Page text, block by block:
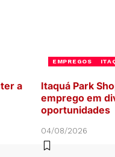
a
EMPREGOS
Itaquá Park
emprego em
oportunidades
04/08/2026